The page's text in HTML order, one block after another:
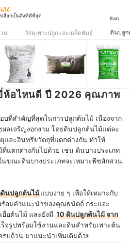
ไม้
เลือกเป็นสิ่งที่ดีที่สุด
ค้นหา
น วัสดุเพาะปลูกและเมล็ดพันธุ์ ดินปลูก
ห้อไหนดี ปี 2026 คุณภาพ
บที่สำคัญที่สุดในการปลูกต้นไม้ เนื่องจาก
ลเจริญงอกงาม โดยดินปลูกต้นไม้แต่ละ
และอินทรียวัตถุที่แตกต่างกัน ทำให้
แตกต่างกันไปด้วย เช่น ดินบางประเภท
นขณะดินบางประเภทจะเหมาะพืชผักสวน
ดินปลูกต้นไม้แบบง่าย ๆ เพื่อให้เหมาะกับ
อมคำแนะนำของคุณธนัตถ์ กระแจะ
ยื่อต้นไม้ และยังมี 10 ดินปลูกต้นไม้ จาก
จรูปพร้อมใช้งานและดินสำหรับเพาะต้น
บถ้วน มาแนะนำเพิ่มเติมด้วย